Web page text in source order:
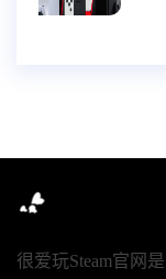
很爱玩Steam官网